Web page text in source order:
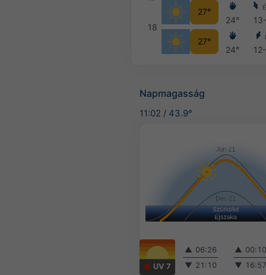
18
27°
27°
24°
24°
Napmagasság
11:02 / 43.9°
UV 7
▲ 06:26
▼ 21:10
▲
▼